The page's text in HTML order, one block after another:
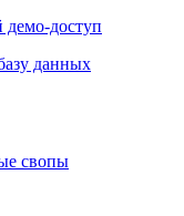
демо-доступ
данных
свопы